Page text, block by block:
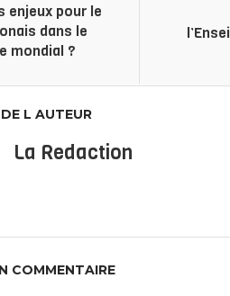
enjeux pour le
dans le
mondial ?
L AUTEUR
La Redaction
COMMENTAIRE